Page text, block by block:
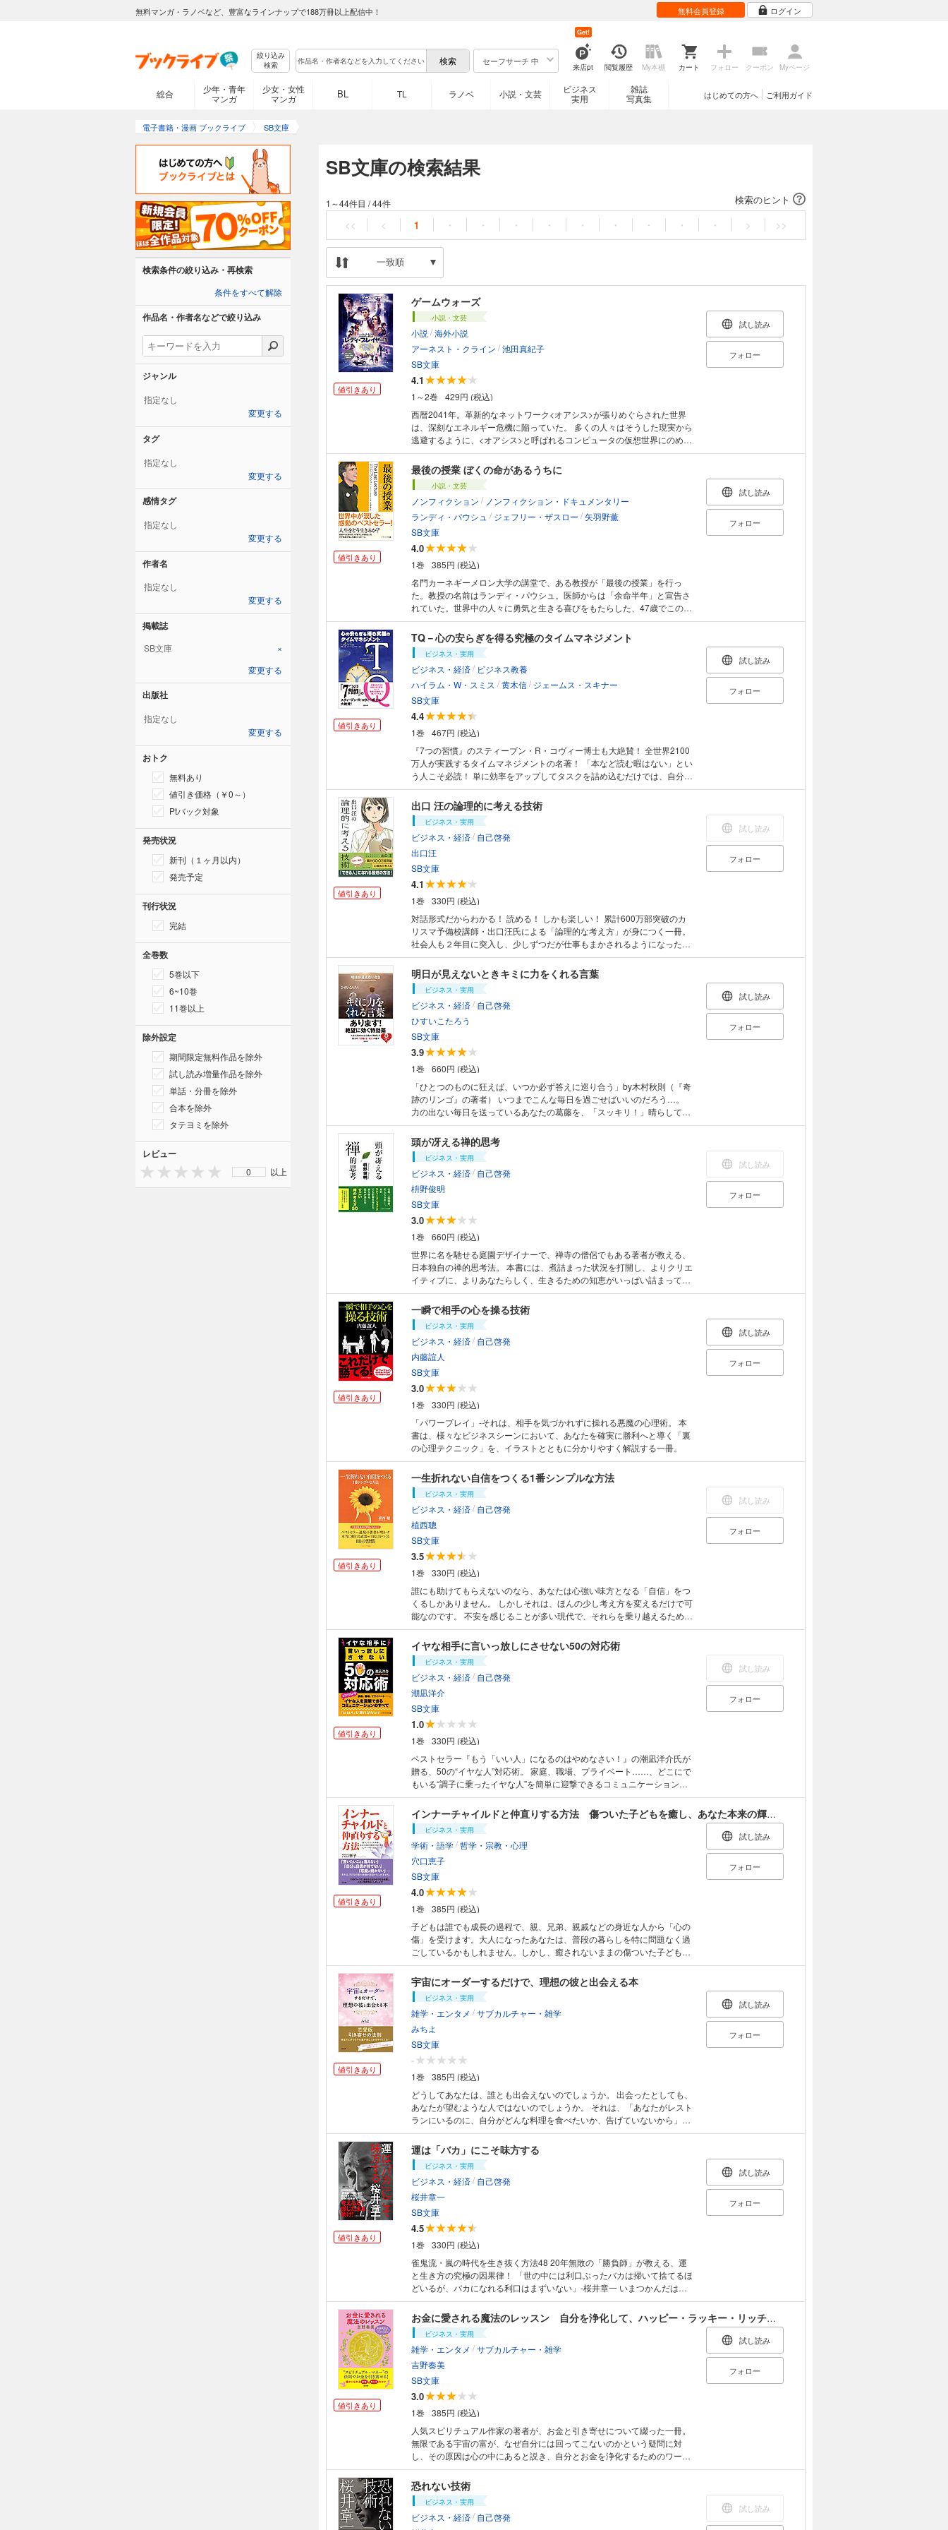
無料マンガ・ラノベなど、豊富なラインナップで188万冊以上配信中！ 無料会員登録 ログイン
絞り込み
検索
セーフサーチ 中
来店pt
Get!
閲覧履歴 My本棚 カート フォロー クーポン Myページ
総合
少年・青年
マンガ
少女・女性
マンガ
BL TL ラノベ 小説・文芸
ビジネス
実用
雑誌
写真集
ご利用ガイド
はじめての方へ
電子書籍・漫画 ブックライブ SB文庫
SB文庫の検索結果
検索のヒント
1～44件目 /44件
<< < 1 ・ ・ ・ ・ ・ ・ ・ ・ ・ > >>
一致順
値引きあり
ゲームウォーズ
小説・文芸
小説 /海外小説
アーネスト・クライン /池田真紀子
SB文庫
4.1
1～2巻
429円 (税込)
西暦2041年。革新的なネットワーク<オアシス>が張りめぐらされた世界
は、深刻なエネルギー危機に陥っていた。 多くの人々はそうした現実から
逃避するように、<オアシス>と呼ばれるコンピュータの仮想世界にのめり
こんでいた。 ある日、<オアシス>のコンピュータ画面に、突然「ジェー
ムズ・ハリデー死去」のニューステロップが現れた。 ジェームズ・ハリデ
ーとは、<オアシス>を開発し、運営する世界的億万長者。ゲーム界のカリ
スマ的存在だ。 テロップに続いて、ハリデーの遺書ともいえるビデオメッ
セージが現れ、<オアシス>内に隠したイースターエッグを一番先に見つけ
たものに、遺産のすべてをゆずることが宣言された――。 惚れ惚れする作
品だ。クラインはこの作品で、間違いなく地球上でもっともイケてるオタ
クになった(むろん読者はオタクである必要はないが)。 ―――――『USA
トゥデイ』 素晴らしい臨場感。仕掛けは巧妙で、わくわくしながら主人公
たちの探索の旅を追いかけてしまう。 ―――――『ボストン・グローブ』
本書は、宝くじでいえば、究極の“当たりくじ”だ! ―――――『ニューヨー
ク・デイリーニューズ』
試し読み
フォロー
値引きあり
最後の授業 ぼくの命があるうちに
小説・文芸
ノンフィクション / ノンフィクション・ドキュメンタリー
ランディ・パウシュ / ジェフリー・ザスロー /矢羽野薫
SB文庫
4.0
1巻
385円 (税込)
名門カーネギーメロン大学の講堂で、ある教授が「最後の授業」を行っ
た。教授の名前はランディ・パウシュ。医師からは「余命半年」と宣告さ
れていた。世界中の人々に勇気と生きる喜びをもたらした、47歳でこの世
を去った大学教授が残した感動のメッセージ。
試し読み
フォロー
値引きあり
TQ－心の安らぎを得る究極のタイムマネジメント
ビジネス・実用
ビジネス・経済/ ビジネス教養
ハイラム・W・スミス /黄木信/ ジェームス・スキナー
SB文庫
4.4
1巻
467円 (税込)
『7つの習慣』のスティーブン・R・コヴィー博士も大絶賛！ 全世界2100
万人が実践するタイムマネジメントの名著！ 「本など読む暇はない」とい
う人こそ必読！ 単に効率をアップしてタスクを詰め込むだけでは、自分の
手に人生の貴重な時間を取り戻すことはできない。「心のやすらぎ」を得
ることを究極の目標にすべてのできごとをコントロールし、時間管理に真
のパラダイムシフトをもたらしてくれる、『7つの習慣』のスティーブ
ン・R・コヴィー博士も大絶賛のタイム＆ライフマネジメントの画期的名
著が、待望の文庫化！ 目の前に積み上がる日々のタスクや、突然、「大至
急」という指定つきで飛び込んでくるイレギュラーな仕事。こうしたもの
に押しまくられ、否応なくそれをこなしていく――あなたの日常はそんな
風になっていないだろうか？ そしてもっと悪いことに、あなたは「仕事
なんてそんなもの」と思っていないだろうか？ こうした状況を改善しない
まま、いくら作業の効率を上げても、あなたが仕事から、人生から満足を
得ることは決してない。緊急なこと＝重要なこととは限らない。むしろ本
当に重要なことは、あなたが意識しない限り、ただそこにあって店ざらし
にされ続けてしまうのだ。あなた自身が、人生をこう過ごしたい、こうあ
りたいと思う価値観に基づいて日々の出来事を管理し、優先順位を決め、
その積み重ねによって人生そのものをコントロールする――それこそが、
生産性をアップし、あなたに真の「心の安らぎ」をもたらす道なのだ。
試し読み
フォロー
値引きあり
出口 汪の論理的に考える技術
ビジネス・実用
ビジネス・経済/ 自己啓発
出口汪
SB文庫
4.1
1巻
330円 (税込)
対話形式だからわかる！ 読める！ しかも楽しい！ 累計600万部突破のカ
リスマ予備校講師・出口汪氏による「論理的な考え方」が身につく一冊。
社会人も２年目に突入し、少しずつだが仕事もまかされるようになったＯ
Ｌゆい。 彼女の悩みは、“もっとうまく仕事をやれないか”と“どうしたら
「できる人」になれるのか”ということ。 大学時代に遊び過ぎてしまい、
なかなか打開案が見つけられない彼女が、ふとしたことがきっかけで、“論
理は愛”と強烈なメッセージを放つカリスマ講師・出口先生と出会い「論理
的な考え方」を伸ばす講義を受けることになる。 果たして彼女は「論理的
な考え方」をつかむことができるのか？ 本当に「できる人」にはなれるの
か？ また、どうして“論理は愛”なのか？ 本書の主な内容は以下の通りで
す。 ●日本人はどうして論理的思考が苦手なのか？ ●他者意識とは何か？
●新聞はどこから読むべきか？ ●論理の基本とは何か？ ●「読む」と論理の
関係 ●新聞はどこを読めばいいか？ ●本はどんなジャンルを読むべきか？
●小説を読むとどんな効果があるのか？ ●なぜ映像は論理に向かないの
か？ ●人と違う発想はどうして必要なのか？ 読み終えたときには、あなた
も主人公ゆいと同じように、しっかりとした論理的な考え方を手に入れて
大人気のソウ氏を起用。 楽しく読めて、しかも一生使える「論理思考」の
決定版！
試し読み
フォロー
明日が見えないときキミに力をくれる言葉
ビジネス・実用
ビジネス・経済/ 自己啓発
ひすいこたろう
SB文庫
3.9
1巻
660円 (税込)
「ひとつのものに狂えば、いつか必ず答えに巡り合う」by木村秋則（『奇
跡のリンゴ』の著者） いつまでこんな毎日を過ごせばいいのだろう…。
力の出ない毎日を送っているあなたの葛藤を、「スッキリ！」晴らしてく
れる驚くべき偉人の生き様＆名言の数々！ ・カーネル・サンダースは65
歳で一文無しとなり、そこからケンタッキーフライドチキンへとつながる
レシピ売りをたったひとりで始めた ・出光佐三は還暦を過ぎて終戦を迎
え、1,006人の従業員をひとりもクビにせず、あらゆる困苦と闘った ・安
藤百福はまったくドシロウトから始めて、48歳のときにチキンラーメンを
開発した ・高杉晋作はまったく味方がいない状態で「たったひとりでもや
る」と立ち上がり、倒幕への潮流をつくり上げた スマッシュヒットを記録
した『心が折れそうなときキミを救う言葉』（SB文庫）の続編堂々の完
成！ 今回のテーマは、明日が見えないあなたの“心のモヤモヤ”を消す方
法。 本書では、著者ひすいこたろう氏が、「『名言クリニック』院長」に
扮し、古今東西の偉人の生き様を処方（紹介）していきます。 偉人たち
は、読者の様々な悩みの担当医となり、その生き方を通して、明日を変え
ていく力を私たちに与えてくれます。 読み終えた後には、生きる力が全身
本書はこんな方に効きます！ ★毎日何をやっているんだろう、と真剣に悩
んでいる方 ★何をやってもうまく行かないのはどうしてだろうと思ってい
る方 ★何かをやろうと思うけど、何をすればいいのかわからない方 ★何
かをやる気力すらわいてこない方 ★どこか遠くに行きたくなっている方
★八方ふさがりで困り果てている方
試し読み
フォロー
頭が冴える禅的思考
ビジネス・実用
ビジネス・経済/ 自己啓発
枡野俊明
SB文庫
3.0
1巻
660円 (税込)
世界に名を馳せる庭園デザイナーで、禅寺の僧侶でもある著者が教える、
日本独自の禅的思考法。 本書には、煮詰まった状況を打開し、よりクリエ
イティブに、よりあなたらしく、生きるための知恵がいっぱい詰まってい
ます。 どうすれば、スティーブ・ジョブズみたいになれると思いますか？
今は亡き、アップルの創業者スティーブ・ジョブズは、仕事に対してだけ
でなく生き方・物の見方などにおいても、日本の禅（曹洞宗）の考え方に
強い影響を受けていたことは有名な話です。 本書は、そんな“メイド・バ
イ・ジャパン”の禅的思考のエッセンスをお伝えする内容。 著者は、世界
レベルで活躍する庭園デザイナーであり、禅寺の住職でもあり、ベストセ
ラー作家でもある枡野俊明氏（ニューズウィーク日本版の「世界が尊敬す
る日本人100人」にも選出）。 そんな枡野氏だから書ける「すごい禅の考
え方」の数々は、必ずやあなたを「新しい自分」に変えてくれることでし
ょう。 こんな方におススメです。 ■いいアイディアが浮かばない ■仕事で
能力が発揮できない ■変わらない状況に苦しんでいる ■もっと大きな仕事
がしてみたい ■職場の人間関係に嫌気がさしている ■ちょっとしたつまず
きをいつまでも引きずってしまう ■周囲の目が気になって仕方がない ■幸
す。
試し読み
フォロー
値引きあり
一瞬で相手の心を操る技術
ビジネス・実用
ビジネス・経済/ 自己啓発
内藤誼人
SB文庫
3.0
1巻
330円 (税込)
「パワープレイ」‐それは、相手を気づかれずに操れる悪魔の心理術。 本
書は、様々なビジネスシーンにおいて、あなたを確実に勝利へと導く「裏
の心理テクニック」を、イラストとともに分かりやすく解説する一冊。
試し読み
フォロー
値引きあり
一生折れない自信をつくる1番シンプルな方法
ビジネス・実用
ビジネス・経済/ 自己啓発
植西聰
SB文庫
3.5
1巻
330円 (税込)
誰にも助けてもらえないのなら、あなたは心強い味方となる「自信」をつ
くるしかありません。 しかしそれは、ほんの少し考え方を変えるだけで可
能なのです。 不安を感じることが多い現代で、それらを乗り越えるための
技術は、巷にあふれています。 ですが、ギリギリのところで、あなたを支
えるのは、そういったノウハウではなく、自分自身の中にある「自信」と
いうマインドです。 本書は、心理学や仏教、古典作品などで、心の問題を
深く研究してきたベストセラー作家・植西 聰氏だから書ける、一生折れな
い「自信」をつくるシンプルな方法を紹介する一冊。 豊富で分かりやすい
具体例や事例、引用などを踏まえつつ、いざというとき頼りになる「自
信」とはどういったものなのか、また、どうすれば「強いマインド」が形
成できるか、さらに「自信ある人の共通点」とは何か、などがとても簡単
に学べます。 【本書で紹介する具体例の数々】 ・ブッダの教える自信の
ない人の特徴とは？ ・毛利元就に学ぶ困難に打ち勝つ方法とは？ ・リン
カーンが国民に伝えた自信をつくる方法とは？ ・最澄の言葉から学べる自
信がもてる生き方とは？ ・マザーテレサはなぜあそこまで自信をもって活
動を続けられたのか？ ・アインシュタイン的な自信をもつ考え方とは？
る「自信」のつくり方の数々。 本書を読めば、心の中にとても強い味方が
できていることでしょう。
試し読み
フォロー
値引きあり
イヤな相手に言いっ放しにさせない50の対応術
ビジネス・実用
ビジネス・経済/ 自己啓発
潮凪洋介
SB文庫
1.0
1巻
330円 (税込)
ベストセラー『もう「いい人」になるのはやめなさい！』の潮凪洋介氏が
贈る、50の“イヤな人”対応術。 家庭、職場、プライベート……、どこにで
もいる“調子に乗ったイヤな人”を簡単に迎撃できるコミュニケーション術
のすべて！ 本書は次のような方に活用していただくための本です。 ・イ
ヤなことを言われた瞬間、真っ白になってしまう人 ・怒りで震えてしまう
人 ・争いごとを避けたいがゆえ、悔しさを飲み込んでしまう人 ・意味も
なく我慢してしまい、毎回言われっ放しの人 世の中の大半は上記のよう
な“いい人”がほとんどなのです。 しかし、「トラブルはイヤだから」と反
撃・反論しないうちは、イヤな相手からの「言われっ放し」は終りませ
ん。 もう我慢するのはやめましょう。 あなたはイヤな人にイヤなことを
言われる筋合いなどないし、我慢する必要など一切ないのですから。 本書
で紹介するタイプ別「50のアクション＆フレーズ」で澱んだ空気を一新し
てください！ 世のため、人のため、そして自分のため――。 イヤな相手
に対する寛大すぎる接し方、つまり“いい人”でいるのをやめましょう。 ど
んな相手であろうが、きちんと対応すればコワくなどありません。 “イヤ
な人”を迎撃し、快適な人生を手に入れてください！
試し読み
フォロー
値引きあり
インナーチャイルドと仲直りする方法 傷ついた子どもを癒し、あなた本来の輝きを取り戻すインナーチャイルド・ワーク
ビジネス・実用
学術・語学/哲学・宗教・心理
穴口恵子
SB文庫
4.0
1巻
385円 (税込)
子どもは誰でも成長の過程で、親、兄弟、親戚などの身近な人から「心の
傷」を受けます。大人になったあなたは、普段の暮らしを特に問題なく過
ごしているかもしれません。しかし、癒されないままの傷ついた子ども
――インナーチャイルド――は、知らず知らずのうちにあなたの思いグセ
になったり、否定的な行動パターンを作り上げていたりします。「自分が
嫌い」「自分には価値がないと思う」「自分を責めてしまう」「家族関係
がよくない」「恋愛が続かない」「親密な関係になれない」「愛されてい
ないと感じる」「不安で心が一杯になる」「やりたいことがわからない」
「生きる意味がわからない」……こんなふうに感じるとき、あなたのイン
ナーチャイルドは癒す必要があるかもしれません。 本書は、インナーチャ
本です。よく考えられた手順に従って自分の内面を探ることで初めての人
でも、傷ついた自分であるインナーチャイルドと出会って、過去の出来事
について対話を行い、関係を深め、傷を癒すことができます。独学ではな
かなか出会えなかったインナーチャイルドに、誰でも自然と出会うことが
できるのが大きな特徴です。また、著者やクライアントの事例・エピソー
解できます。さらに、初心者にありがちな質問にも回答を与えながら解説
が進みますので、一人でもこのプロセスを十分楽しむことができます。友
好的な関係を築くと、インナーチャイルドはあなたにアドバイスを与えて
くれ、本来の望みがかなうのを助け、無条件の愛を感じられるようにして
くれるでしょう。ホ・オポノポノの実践に興味のある読者、次の人生のス
試し読み
フォロー
値引きあり
宇宙にオーダーするだけで、理想の彼と出会える本
ビジネス・実用
雑学・エンタメ /サブカルチャー・雑学
みちよ
SB文庫
-
1巻
385円 (税込)
どうしてあなたは、誰とも出会えないのでしょうか。 出会ったとしても、
あなたが望むような人ではないのでしょうか。 それは、「あなたがレスト
ランにいるのに、自分がどんな料理を食べたいか、告げていないから」だ
としたら……！？ じつは、理想の彼は、レストランで料理を注文するよう
に「宇宙にオーダー」することで、あなたのもとに届くものなのです。 本
書では、そんな理想の彼を引き寄せる「パートナー・オーダーリスト」作
成のノウハウを公開します。 “やさしいところ”はAさん、“感性”はB君、“価
値観”はCさん……。 自分の好みでチョイスして宇宙に注文すれば、あなた
にぴったりの運命の人はやってきます。 やり方は、『理想の相手像』と
『あなたの感情』をセットにしてリスト化するだけ。 この方法で理想のパ
ートナーと出会った女性は、全国にたくさんいます。 実証済みの方法で出
会いを引き寄せ、幸せな次のステージを目指しましょう！ ※本書は、単行
本『宇宙に彼氏をオーダーする方法』に新たな引き寄せ体験談を加え、文
庫化したものです。
試し読み
フォロー
値引きあり
運は「バカ」にこそ味方する
ビジネス・実用
ビジネス・経済/ 自己啓発
桜井章一
SB文庫
4.5
1巻
330円 (税込)
雀鬼流・嵐の時代を生き抜く方法48 20年無敗の「勝負師」が教える、運
と生き方の究極の因果律！ 「世の中には利口ぶったバカは掃いて捨てるほ
どいるが、バカになれる利口はまずいない」‐桜井章一 いまつかんだはず
の「運」が、次の瞬間には消えている、壮絶な賭け麻雀の世界。 そこで、
20年間無敗の記録を残した著者が、どんなタイプの人間に、「運」が次々
やって来るのかを教える一冊。 あらゆる局面の“ここ一番”において、
「運」を逃してばかりいる現代人に贈る、的を射た鋭いアドバイスの
数々。 本書を読めば、あなたは「運」に好かれる人になっているはず。
●「どうしてもうまく行かない」 ●「なぜかツキがめぐってこない」 ●「こ
の先不安で仕方がない」 ◎そんな方は、ぜひ本書をお読みください！ ※本
作品は当文庫のための書き下ろしです。
試し読み
フォロー
値引きあり
お金に愛される魔法のレッスン 自分を浄化して、ハッピー・ラッキー・リッチになろう！
ビジネス・実用
雑学・エンタメ /サブカルチャー・雑学
吉野奏美
SB文庫
3.0
1巻
385円 (税込)
人気スピリチュアル作家の著者が、お金と引き寄せについて綴った一冊。
無限である宇宙の富が、なぜ自分には回ってこないのかという疑問に対
し、その原因は心の中にあると説き、自分とお金を浄化するためのワーク
を可愛いイラストとともにわかりやすく紹介。「スピリチュアル・マネー
の法則」で、お金を愛し愛される関係をつくるための習慣、考え方を伝授
する。
試し読み
フォロー
恐れない技術
ビジネス・実用
ビジネス・経済/ 自己啓発
試し読み
検索条件の絞り込み・再検索
条件をすべて解除
作品名・作者名などで絞り込み
ジャンル
指定なし
変更する
タグ
指定なし
変更する
感情タグ
指定なし
変更する
作者名
指定なし
変更する
掲載誌
SB文庫 ×
変更する
出版社
指定なし
変更する
おトク
無料あり
値引き価格（￥0～）
Ptバック対象
発売状況
新刊（１ヶ月以内）
発売予定
刊行状況
完結
全巻数
5巻以下
6~10巻
11巻以上
除外設定
期間限定無料作品を除外
試し読み増量作品を除外
単話・分冊を除外
合本を除外
タテヨミを除外
レビュー
0 以上